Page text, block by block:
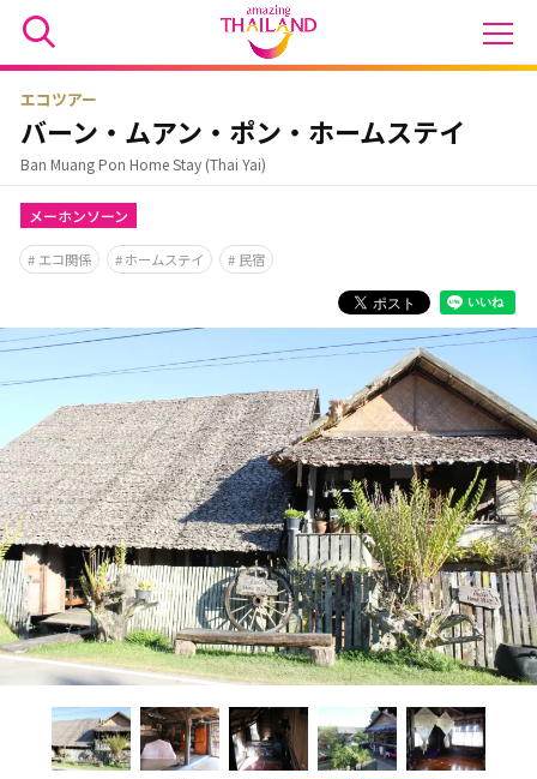
エコツアー
バーン・ムアン・ポン・ホームステイ
Ban Muang Pon Home Stay (Thai Yai)
メーホンソーン
エコ関係 ホームステイ 民宿